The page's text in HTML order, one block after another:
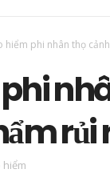
hiểm phi nhân thọ
rủi
hiểm